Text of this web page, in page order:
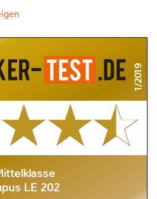
1/2019
LE 202